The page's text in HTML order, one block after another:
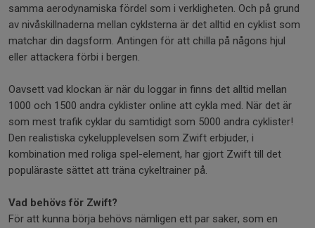
samma aerodynamiska fördel som i verkligheten. Och på grund
av nivåskillnaderna mellan cyklsterna är det alltid en cyklist som
matchar din dagsform. Antingen för att chilla på någons hjul
eller attackera förbi i bergen.
Oavsett vad klockan är när du loggar in finns det alltid mellan
1000 och 1500 andra cyklister online att cykla med. När det är
som mest trafik cyklar du samtidigt som 5000 andra cyklister!
Den realistiska cykelupplevelsen som Zwift erbjuder, i
kombination med roliga spel-element, har gjort Zwift till det
populäraste sättet att träna cykeltrainer på.
Vad behövs för Zwift?
För att kunna börja behövs nämligen ett par saker, som en